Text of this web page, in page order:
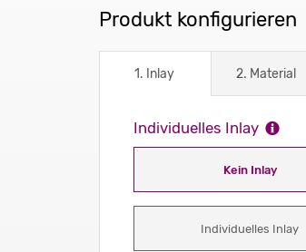
Produkt konfigurieren
1. Inlay 2. Material
Individuelles Inlay
Kein Inlay
Individuelles Inlay